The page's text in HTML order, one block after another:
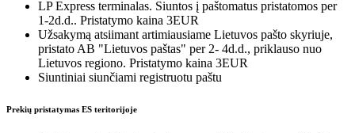
LP Express terminalas. Siuntos į paštomatus pristatomos per
1-2d.d.. Pristatymo kaina 3EUR
Užsakymą atsiimant artimiausiame Lietuvos pašto skyriuje,
pristato AB "Lietuvos paštas" per 2- 4d.d., priklauso nuo
Lietuvos regiono. Pristatymo kaina 3EUR
Siuntiniai siunčiami registruotu paštu
Prekių pristatymas ES teritorijoje